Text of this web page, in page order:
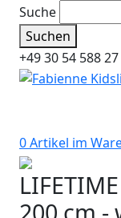
Suche
Suchen
+49 30 54 588 27
0 Artikel im